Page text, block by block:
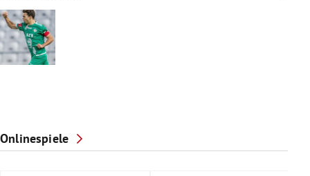
Onlinespiele